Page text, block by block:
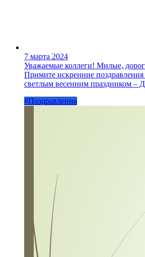
7 марта 2024
Уважаемые коллеги! Милые,
Примите искренние
светлым весенним праздником –
#Поздравления